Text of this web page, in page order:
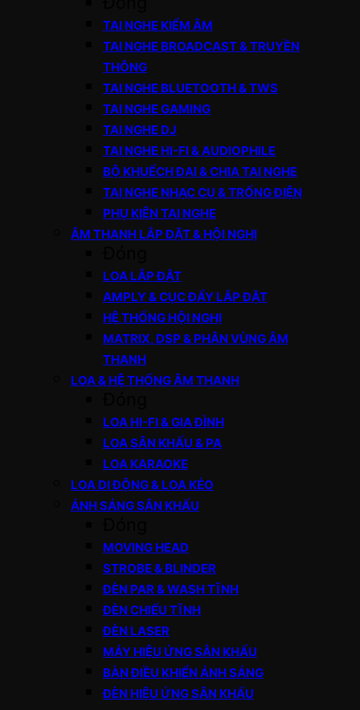
TAI NGHE KIỂM ÂM
TAI NGHE BROADCAST & TRUYỀN
THÔNG
TAI NGHE BLUETOOTH & TWS
TAI NGHE GAMING
TAI NGHE DJ
TAI NGHE HI-FI & AUDIOPHILE
BỘ KHUẾCH ĐẠI & CHIA TAI NGHE
TAI NGHE NHẠC CỤ & TRỐNG ĐIỆN
PHỤ KIỆN TAI NGHE
ÂM THANH LẮP ĐẶT & HỘI NGHỊ
LOA LẮP ĐẶT
AMPLY & CỤC ĐẨY LẮP ĐẶT
HỆ THỐNG HỘI NGHỊ
MATRIX, DSP & PHÂN VÙNG ÂM
THANH
LOA & HỆ THỐNG ÂM THANH
LOA HI-FI & GIA ĐÌNH
LOA SÂN KHẤU & PA
LOA KARAOKE
LOA DI ĐỘNG & LOA KÉO
ÁNH SÁNG SÂN KHẤU
MOVING HEAD
STROBE & BLINDER
ĐÈN PAR & WASH TĨNH
ĐÈN CHIẾU TĨNH
ĐÈN LASER
MÁY HIỆU ỨNG SÂN KHẤU
BÀN ĐIỀU KHIỂN ÁNH SÁNG
ĐÈN HIỆU ỨNG SÂN KHẤU